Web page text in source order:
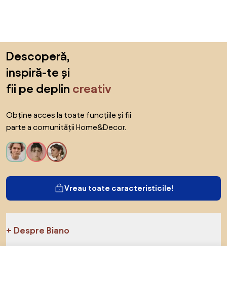
Descoperă,
inspiră-te și
fii pe deplin creativ
Obține acces la toate funcțiile și fii
parte a comunității Home&Decor.
Vreau toate caracteristicile!
Despre Biano